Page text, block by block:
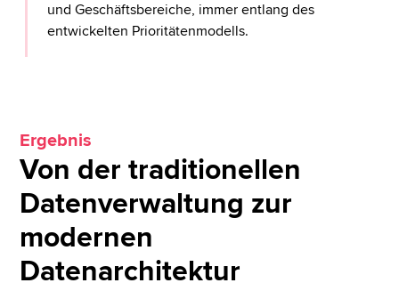
und Geschäftsbereiche, immer entlang des
entwickelten Prioritätenmodells.
Ergebnis
Von der traditionellen
Datenverwaltung zur
modernen
Datenarchitektur